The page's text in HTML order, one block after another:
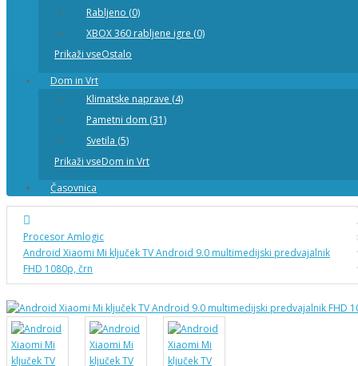
Rabljeno (0)
XBOX 360 rabljene igre (0)
Prikaži vseOstalo
Dom in Vrt
Klimatske naprave (4)
Pametni dom (31)
Svetila (5)
Prikaži vseDom in Vrt
Časovnica
Procesor Amlogic
Android Xiaomi Mi ključek TV Android 9.0 multimedijski predvajalnik
FHD 1080p, črn